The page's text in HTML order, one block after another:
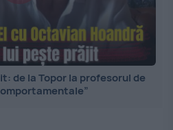
de la Topor la profesorul de